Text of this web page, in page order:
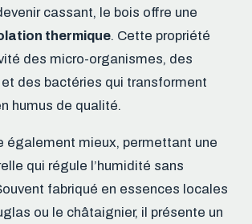
cassant, le bois offre une
thermique. Cette propriété
des micro-organismes, des
des bactéries qui transforment
humus de qualité.
également mieux, permettant une
qui régule l’humidité sans
fabriqué en essences locales
ou le châtaignier, il présente un